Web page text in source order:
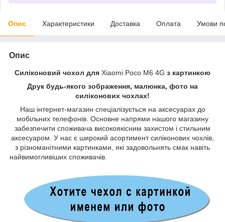
Опис Характеристики Доставка Оплата Умови
Опис
Силіконовий чохол для Xiaomi Poco M6 4G з картинкою
Друк будь-якого зображення, малюнка, фото на
силіконових чохлах!
Наш інтернет-магазин спеціалізується на аксесуарах до
мобільних телефонів. Основне напрями нашого магазину
забезпечити споживача високоякісним захистом і стильним
аксесуаром. У нас є широкий асортимент силіконових чохлів,
з різноманітними картинками, які задовольнять смак навіть
найвимогливіших споживачів.